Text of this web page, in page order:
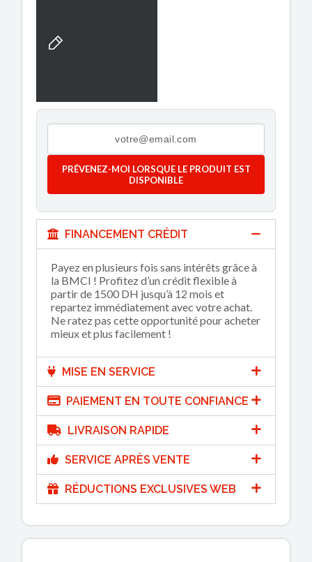
PRÉVENEZ-MOI LORSQUE LE PRODUIT EST
DISPONIBLE
FINANCEMENT CRÉDIT
Payez en plusieurs fois sans intérêts grâce à
la BMCI ! Profitez d’un crédit flexible à
partir de 1500 DH jusqu’à 12 mois et
repartez immédiatement avec votre achat.
Ne ratez pas cette opportunité pour acheter
mieux et plus facilement !
MISE EN SERVICE
PAIEMENT EN TOUTE CONFIANCE
LIVRAISON RAPIDE
SERVICE APRÈS VENTE
RÉDUCTIONS EXCLUSIVES WEB